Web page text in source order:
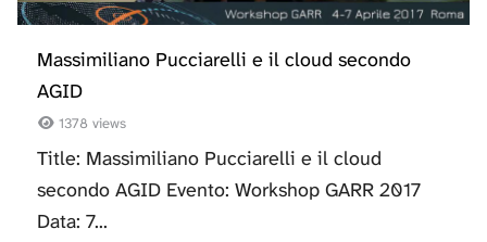
Massimiliano Pucciarelli e il cloud secondo
AGID
1378 views
Title: Massimiliano Pucciarelli e il cloud
secondo AGID Evento: Workshop GARR 2017
Data: 7...